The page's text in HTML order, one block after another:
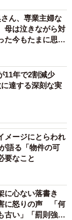
2/3
紙 ※リットル（丸岡
Twitter）はこち
ん、専業主婦な
は泣きながら対
今もたまに思い
11年で2割減少
に達する深刻な実
メージにとらわれ
語る「物件の可
要なこと
に心ない落書き
に怒りの声 「何
古い」「罰則強化